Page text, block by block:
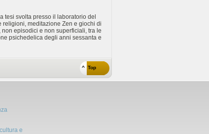
tesi svolta presso il laboratorio del
religioni, meditazione Zen e giochi di
episodici e non superficiali, tra le
psichedelica degli anni sessanta e
^ Top
e